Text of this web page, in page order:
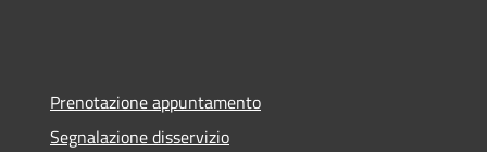
Prenotazione appuntamento
Segnalazione disservizio